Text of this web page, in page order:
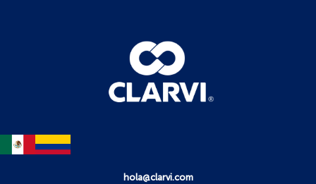
hola@clarvi.com